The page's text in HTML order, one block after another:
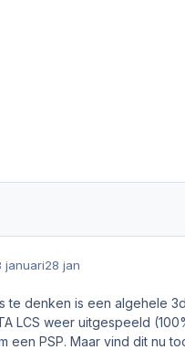
januari28 jan
te denken is een algehele
LCS weer uitgespeeld
een PSP. Maar vind dit nu